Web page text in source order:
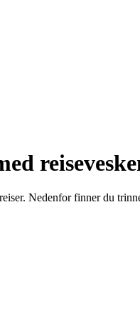
Nedenfor finner du